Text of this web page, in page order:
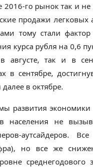
го рынок так и не
продажи
тому стали
курса рубля на 0,6
августе, так и в
в сентябре,
в октябре.
развития
населения не
аутсайдеров.
но все же